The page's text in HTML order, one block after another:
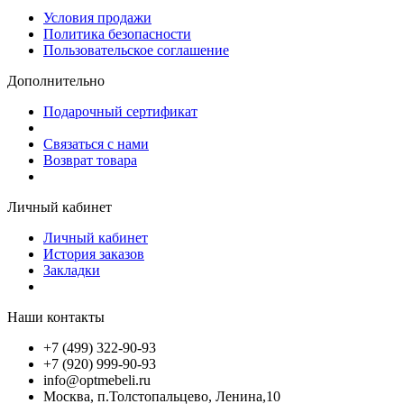
Условия продажи
Политика безопасности
Пользовательское соглашение
Дополнительно
Подарочный сертификат
Связаться с нами
Возврат товара
Личный кабинет
Личный кабинет
История заказов
Закладки
Наши контакты
+7 (499) 322-90-93
+7 (920) 999-90-93
info@optmebeli.ru
Москва, п.Толстопальцево, Ленина,10